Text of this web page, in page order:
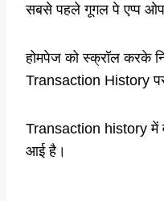
सबसे पहले गूगल पे एप्प
होमपेज को स्क्रॉल करके
Transaction History
Transaction history में
आई है।